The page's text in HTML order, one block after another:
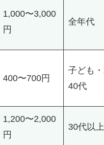
1,000〜3,000
円
全年代
400〜700円
子ども
40代
1,200〜2,000
円
30代以上